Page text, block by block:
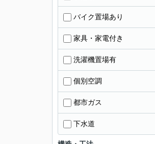
バイク置場あり
家具・家電付き
洗濯機置場有
個別空調
都市ガス
下水道